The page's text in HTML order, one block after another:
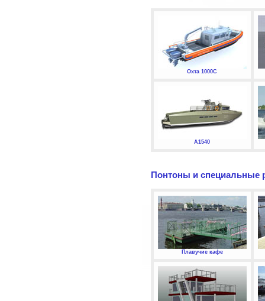
Охта 1000С
А1540
Понтоны и специальные
Плавучие кафе